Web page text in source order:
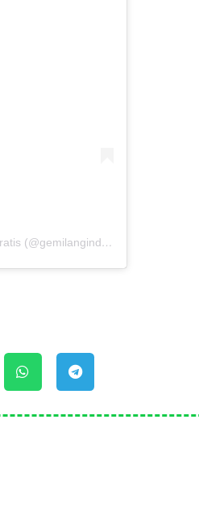
Sebuah kiriman dibagikan oleh Sedekah Untuk Sekolah Gratis (@gemilangindonesia)